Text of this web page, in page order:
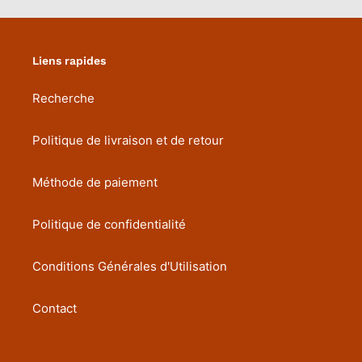
Liens rapides
Recherche
Politique de livraison et de retour
Méthode de paiement
Politique de confidentialité
Conditions Générales d'Utilisation
Contact